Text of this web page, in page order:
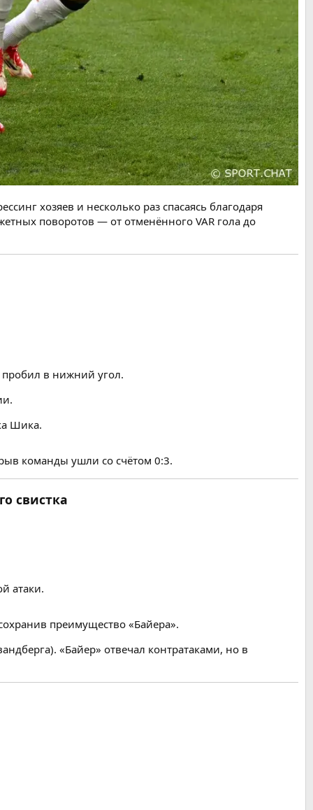
хозяев и несколько раз спасаясь благодаря
поворотов — от отменённого VAR гола до
в нижний угол.
Шика.
команды ушли со счётом 0:3.
свистка
атаки.
преимущество «Байера».
«Байер» отвечал контратаками, но в